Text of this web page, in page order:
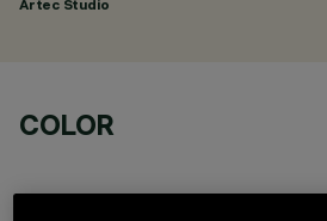
Artec Studio
COLOR